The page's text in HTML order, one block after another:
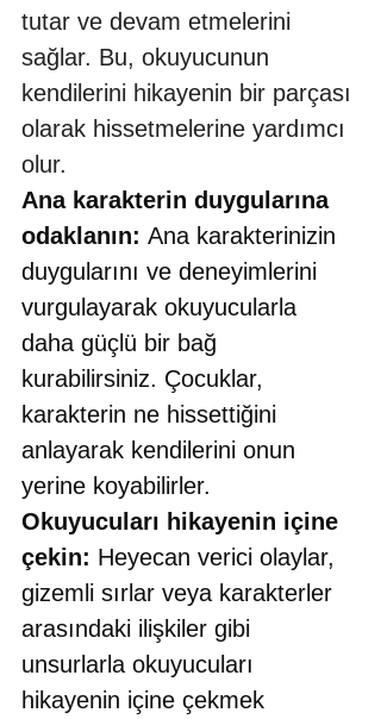
tutar ve devam etmelerini
sağlar. Bu, okuyucunun
kendilerini hikayenin bir parçası
olarak hissetmelerine yardımcı
olur.
Ana karakterin duygularına
odaklanın: Ana karakterinizin
duygularını ve deneyimlerini
vurgulayarak okuyucularla
daha güçlü bir bağ
kurabilirsiniz. Çocuklar,
karakterin ne hissettiğini
anlayarak kendilerini onun
yerine koyabilirler.
Okuyucuları hikayenin içine
çekin: Heyecan verici olaylar,
gizemli sırlar veya karakterler
arasındaki ilişkiler gibi
unsurlarla okuyucuları
hikayenin içine çekmek